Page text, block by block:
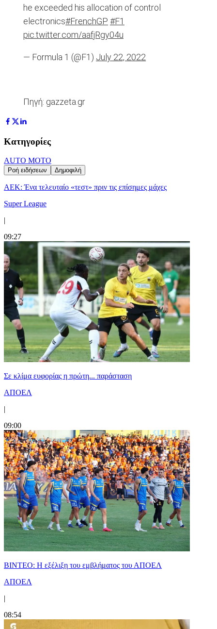
he exceeded his allocation of control
electronics#FrenchGP #F1
pic.twitter.com/aafjRgy04u
— Formula 1 (@F1) July 22, 2022
Πηγή: gazzeta.gr
Κατηγορίες
AUTO MOTO
Ροή ειδήσεων Δημοφιλή
ΑΕΚ: Ένα τελευταίο «τεστ» πριν τις επίσημες μάχες
Super League
|
09:27
Σε κλίμα ευφορίας η πρώτη... παράσταση
ΑΠΟΕΛ
|
09:00
ΒΙΝΤΕΟ: Η εξέλιξη του εμβλήματος του ΑΠΟΕΛ
ΑΠΟΕΛ
|
08:54